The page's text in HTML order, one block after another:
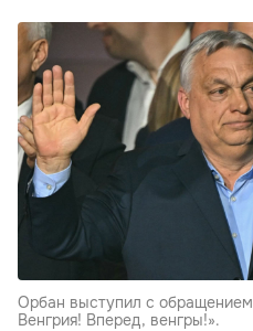
Орбан выступил с
Венгрия! Вперед, венгры!».